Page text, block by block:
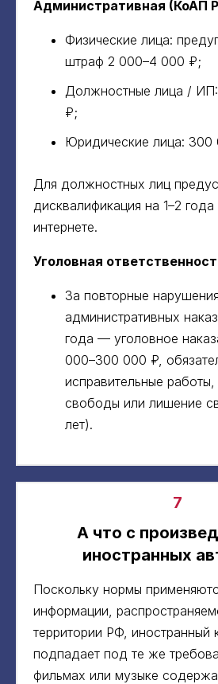
Административная (КоАП
Физические лица:
штраф 2 000–4 000 ₽;
Должностные лица /
₽;
Юридические лица:
Для должностных лиц
дисквалификация на 1–2
интернете.
Уголовная
За повторные
административных
года — уголовное
000–300 000 ₽,
исправительные работы,
свободы или лишение
лет).
7
А что с
иностранных
Поскольку нормы
информации,
территории РФ, иностранный
подпадает под те же
фильмах или музыке